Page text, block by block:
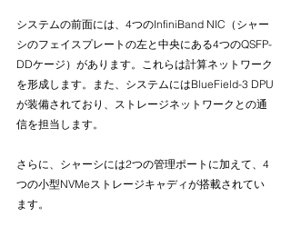
システムの前面には、4つのInfiniBand NIC（シャー
シのフェイスプレートの左と中央にある4つのQSFP-
DDケージ）があります。これらは計算ネットワーク
を形成します。また、システムにはBlueField-3 DPU
が装備されており、ストレージネットワークとの通
信を担当します。
さらに、シャーシには2つの管理ポートに加えて、4
つの小型NVMeストレージキャディが搭載されてい
ます。